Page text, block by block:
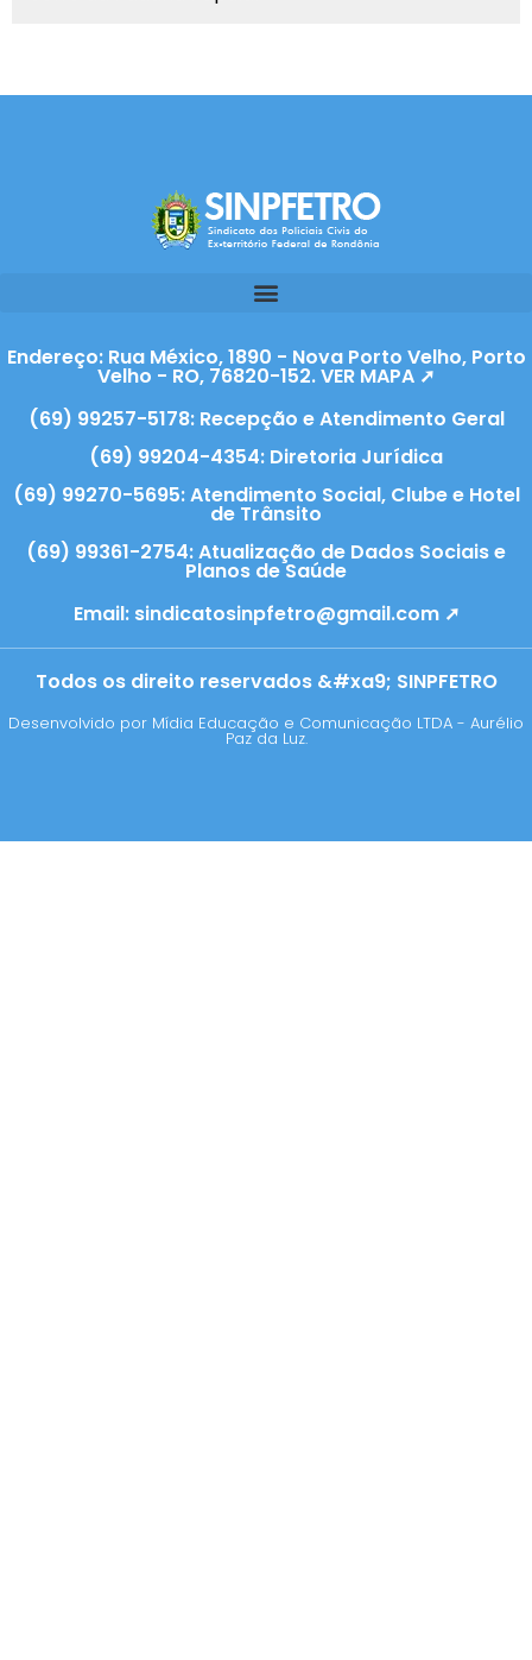
Endereço: Rua México, 1890 - Nova Porto Velho, Porto
Velho - RO, 76820-152. VER MAPA ➚
(69) 99257-5178: Recepção e Atendimento Geral
(69) 99204-4354: Diretoria Jurídica
(69) 99270-5695: Atendimento Social, Clube e Hotel
de Trânsito
(69) 99361-2754: Atualização de Dados Sociais e
Planos de Saúde
Email: sindicatosinpfetro@gmail.com ➚
Todos os direito reservados &#xa9; SINPFETRO
Desenvolvido por Mídia Educação e Comunicação LTDA - Aurélio
Paz da Luz.